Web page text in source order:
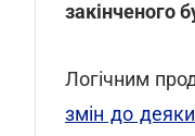
закінченого
Логічним
змін до